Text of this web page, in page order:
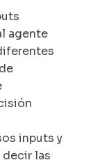
agente
inputs y
decir las